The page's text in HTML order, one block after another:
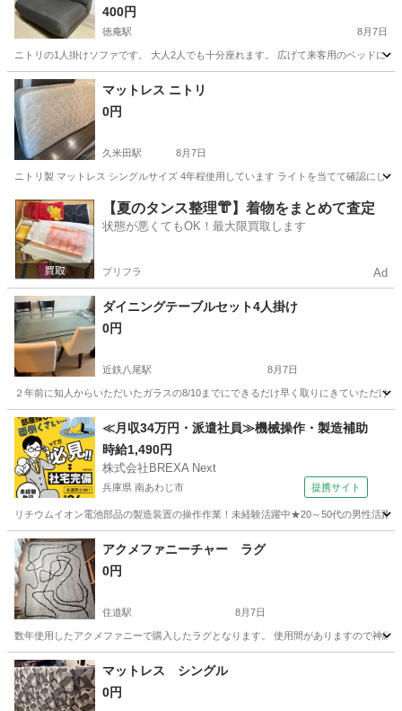
400円
徳庵駅 8月7日
ニトリの1人掛けソファです。 大人2人でも十分座れます。 広げて来客用のベッドに
大阪 大阪市 徳庵駅 ソファ
マットレス ニトリ
0円
久米田駅 8月7日
ニトリ製 マットレス シングルサイズ 4年程使用しています ライトを当てて確認にし
大阪 和泉市 久米田駅 寝具
【夏のタンス整理👘】着物をまとめて査定
状態が悪くてもOK！最大限買取します
プリフラ Ad
ダイニングテーブルセット4人掛け
0円
近鉄八尾駅 8月7日
２年前に知人からいただいたガラスの8/10までにできるだけ早く取りにきていただけ
大阪 八尾市 近鉄八尾駅 ダイニングセット
≪月収34万円・派遣社員≫機械操作・製造補助
時給1,490円
株式会社BREXA Next
兵庫県 南あわじ市 提携サイト
リチウムイオン電池部品の製造装置の操作作業！未経験活躍中★20～50代の男性活
兵庫 南あわじ市 その他
アクメファニーチャー ラグ
0円
住道駅 8月7日
数年使用したアクメファニーで購入したラグとなります。 使用間がありますので神
大阪 大東市 住道駅 カーペット/マット/ラグ
マットレス シングル
0円